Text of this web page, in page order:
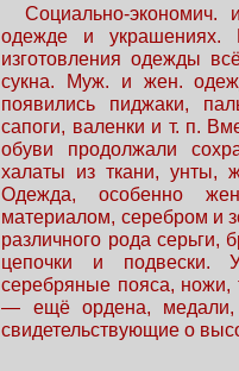
Социально-экономич.
одежде и
изготовления одежды
сукна. Муж. и жен.
появились пиджаки,
сапоги, валенки и т. п.
обуви продолжали
халаты из ткани, унты,
Одежда, особенно
материалом, серебром и
различного рода серьги,
цепочки и подвески.
серебряные пояса, ножи,
— ещё ордена, медали,
свидетельствующие о